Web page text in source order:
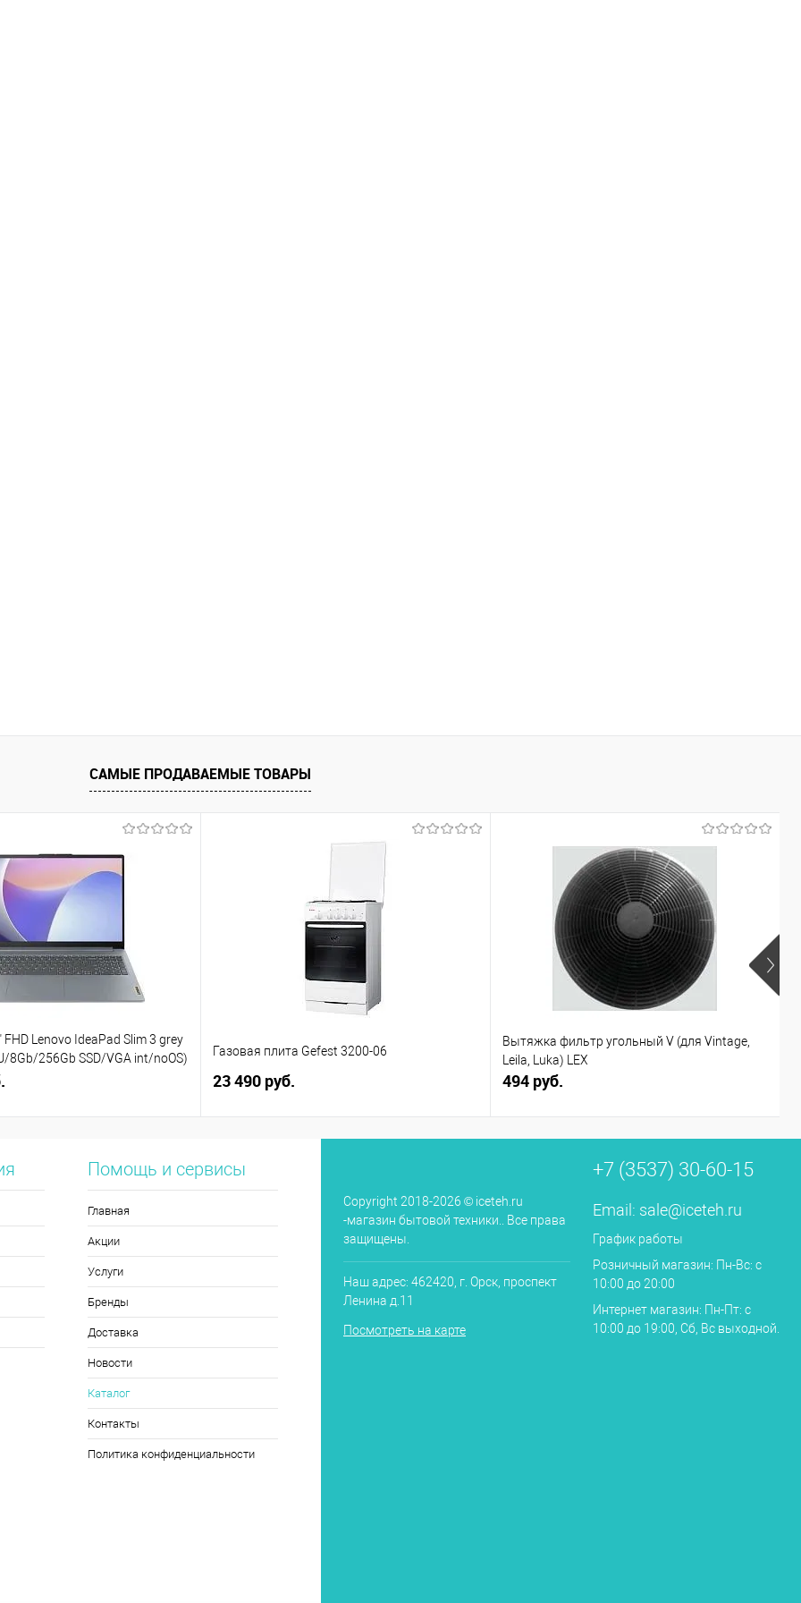
САМЫЕ ПРОДАВАЕМЫЕ ТОВАРЫ
FHD Lenovo IdeaPad Slim 3 grey
8Gb/256Gb SSD/VGA int/noOS)
Газовая плита Gefest 3200-06
23 490 руб.
Вытяжка фильтр угольный V (для Vintage,
Leila, Luka) LEX
494 руб.
Помощь и сервисы
Главная
Акции
Услуги
Бренды
Доставка
Новости
Каталог
Контакты
Политика конфиденциальности
Copyright 2018-2026 © iceteh.ru
-магазин бытовой техники.. Все права
защищены.
Наш адрес: 462420, г. Орск, проспект
Ленина д.11
Посмотреть на карте
+7 (3537) 30-60-15
Email: sale@iceteh.ru
График работы
Розничный магазин: Пн-Вс: с
10:00 до 20:00
Интернет магазин: Пн-Пт: с
10:00 до 19:00, Сб, Вс выходной.